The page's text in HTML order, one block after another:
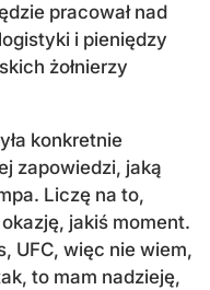
pracował nad
i pieniędzy
żołnierzy
konkretnie
zapowiedzi, jaką
Liczę na to,
jakiś moment.
UFC, więc nie wiem,
to mam nadzieję,